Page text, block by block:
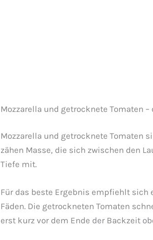
Mozzarella und getrocknete Tomaten
Mozzarella und getrocknete Tomaten
zähen Masse, die sich zwischen den
Tiefe mit.
Für das beste Ergebnis empfiehlt
Fäden. Die getrockneten Tomaten
erst kurz vor dem Ende der Backzeit